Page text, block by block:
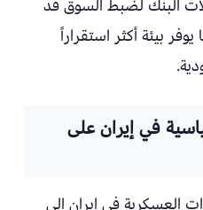
البنك لضبط السوق قد
بيئة أكثر استقراراً
في إيران على
العسكرية في إيران إلى